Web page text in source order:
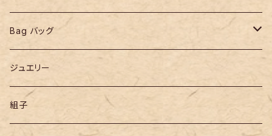
Bag バッグ
リュックサック
ジュエリー
組子